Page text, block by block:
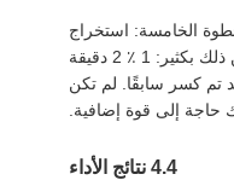
الخامسة: استخراج
كانت سرعة الاستخراج أسرع من ذلك بكثير: 1 ٪ 2 دقيقة
تم كسر سابقًا. لم تكن
حاجة إلى قوة إضافية.
4.4 نتائج الأداء